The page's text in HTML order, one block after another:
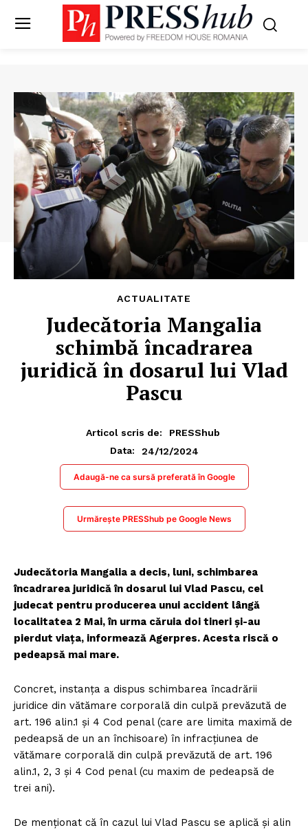
ACTUALITATE
Judecătoria Mangalia
schimbă încadrarea
juridică în dosarul lui Vlad
Pascu
Articol scris de:
PRESShub
Data:
24/12/2024
Adaugă-ne ca sursă preferată în Google
Urmărește PRESShub pe Google News
Judecătoria Mangalia a decis, luni, schimbarea
încadrarea juridică în dosarul lui Vlad Pascu, cel
judecat pentru producerea unui accident lângă
localitatea 2 Mai, în urma căruia doi tineri și-au
pierdut viața, informează Agerpres. Acesta riscă o
pedeapsă mai mare.
Concret, instanţa a dispus schimbarea încadrării
juridice din vătămare corporală din culpă prevăzută de
art. 196 alin.1 şi 4 Cod penal (care are limita maximă de
pedeapsă de un an închisoare) în infracţiunea de
vătămare corporală din culpă prevăzută de art. 196
alin.1, 2, 3 şi 4 Cod penal (cu maxim de pedeapsă de
trei ani).
De menţionat că în cazul lui Vlad Pascu se aplică şi alin